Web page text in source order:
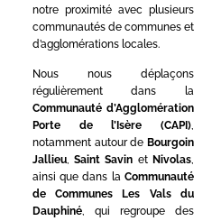
notre proximité avec plusieurs
communautés de communes et
d’agglomérations locales.
Nous nous déplaçons
régulièrement dans la
Communauté d’Agglomération
Porte de l’Isère (CAPI),
notamment autour de Bourgoin
Jallieu,Saint Savin et Nivolas,
ainsi que dans la Communauté
de Communes Les Vals du
Dauphiné, qui regroupe des